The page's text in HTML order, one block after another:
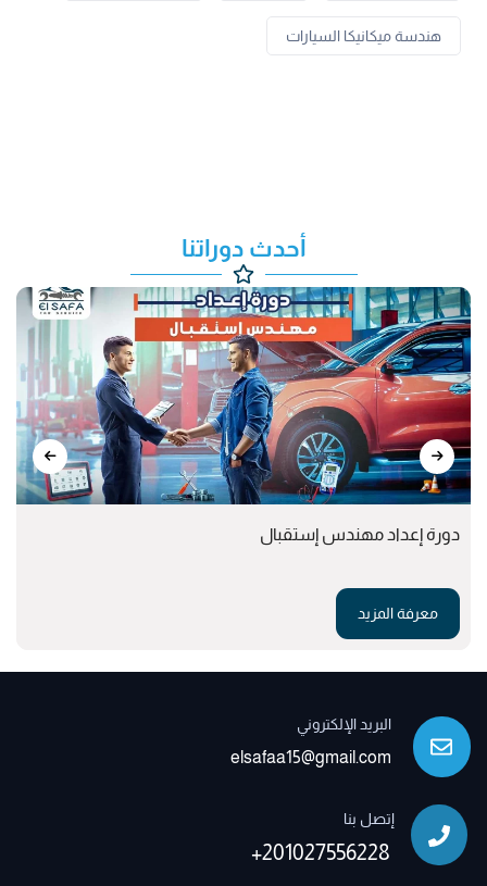
هندسة ميكانيكا السيارات
أحدث دوراتنا
دورة إعداد مهندس إستقبال
معرفة المزيد
البريد الإلكتروني
elsafaa15@gmail.com
إتصل بنا
+201027556228